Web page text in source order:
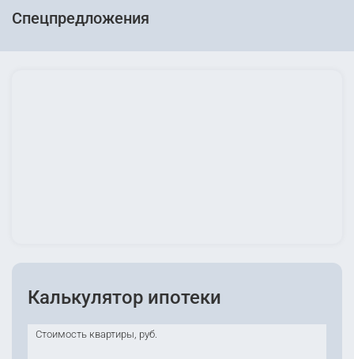
Спецпредложения
Калькулятор ипотеки
Стоимость квартиры, руб.